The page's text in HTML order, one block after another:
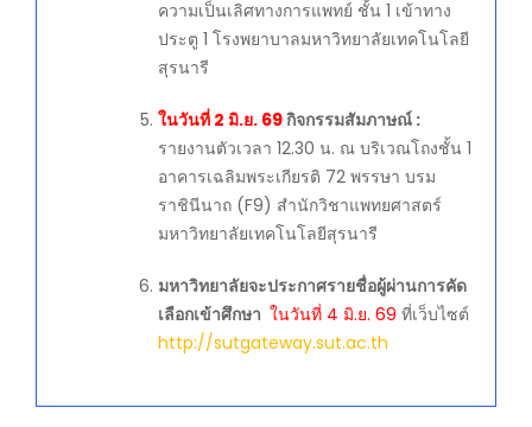
ความเป็นเลิศทางการแพทย์ ชั้น 1 เข้าทาง
ประตู 1 โรงพยาบาลมหาวิทยาลัยเทคโนโลยี
สุรนารี
ในวันที่ 2 มิ.ย. 69กิจกรรมสัมภาษณ์ :
รายงานตัวเวลา 12.30 น. ณ บริเวณโถงชั้น 1
อาคารเฉลิมพระเกียรติ 72 พรรษา บรม
ราชินีนาถ (F9) สำนักวิชาแพทยศาสตร์
มหาวิทยาลัยเทคโนโลยีสุรนารี
มหาวิทยาลัยจะประกาศรายชื่อผู้ผ่านการคัด
เลือกเข้าศึกษา ในวันที่ 4 มิ.ย. 69 ที่เว็บไซต์
http://sutgateway.sut.ac.th